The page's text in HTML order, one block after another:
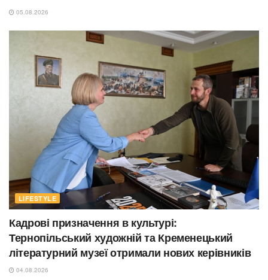
05.08.2026
LIFESTYLE
Кадрові призначення в культурі:
Тернопільський художній та Кременецький
літературний музеї отримали нових керівників
04.08.2026